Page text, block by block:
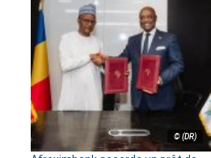
© (DR)